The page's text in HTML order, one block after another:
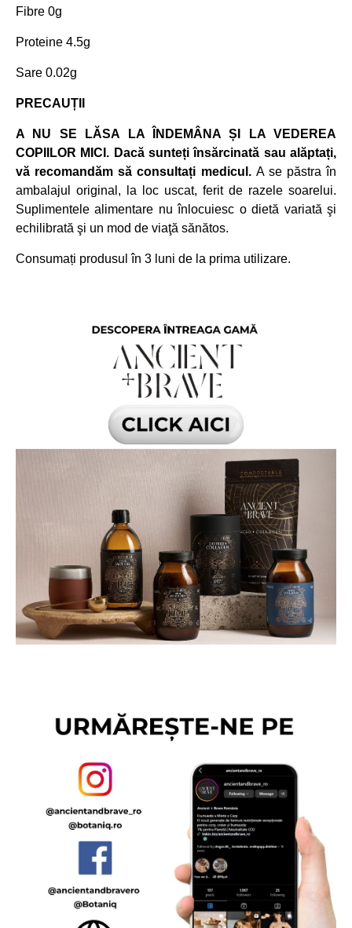
Fibre 0g
Proteine 4.5g
Sare 0.02g
PRECAUȚII
A NU SE LĂSA LA ÎNDEMÂNA ȘI LA VEDEREA
COPIILOR MICI. Dacă sunteți însărcinată sau alăptați,
vă recomandăm să consultați medicul. A se păstra în
ambalajul original, la loc uscat, ferit de razele soarelui.
Suplimentele alimentare nu înlocuiesc o dietă variată şi
echilibrată şi un mod de viaţă sănătos.
Consumați produsul în 3 luni de la prima utilizare.